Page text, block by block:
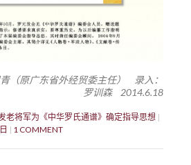
（原广东省外经贸委主任） 录入：
罗训森 2014.6.18
老将军为《中华罗氏通谱》确定指导思想
1 COMMENT